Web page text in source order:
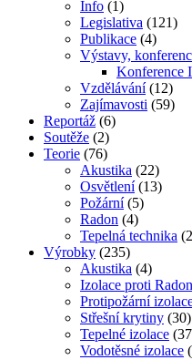
Info (1)
Legislativa (121)
Publikace (4)
Výstavy,
Konference
Vzdělávání (12)
Zajímavosti (59)
Reportáž (6)
Soutěže (2)
Teorie (76)
Akustika (22)
Osvětlení (13)
Požární (5)
Radon (4)
Tepelná technika
Výrobky (235)
Akustika (4)
Izolace proti
Protipožární
Střešní krytiny (30)
Tepelné izolace
Vodotěsné izolace